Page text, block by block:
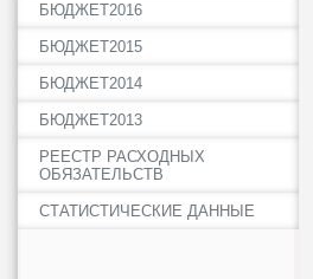
БЮДЖЕТ2016
БЮДЖЕТ2015
БЮДЖЕТ2014
БЮДЖЕТ2013
РЕЕСТР РАСХОДНЫХ
ОБЯЗАТЕЛЬСТВ
СТАТИСТИЧЕСКИЕ ДАННЫЕ